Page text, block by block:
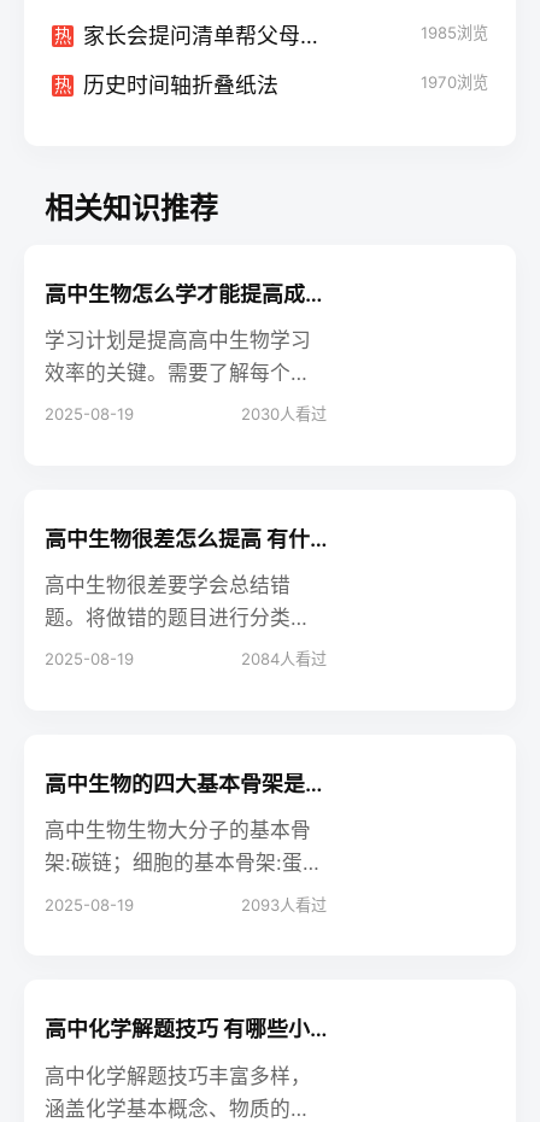
热 家长会提问清单帮父母减压 1985浏览
热 历史时间轴折叠纸法 1970浏览
相关知识推荐
高中生物怎么学才能提高成绩 有哪些学习方法
学习计划是提高高中生物学习
效率的关键。需要了解每个学
期的课程安排，以便为自己设
要根据自己的实际情况调整学
习计划，保持灵活性。高中生
物学习方法接着往下看吧。
2025-08-19 2030人看过
高中生物很差怎么提高 有什么学习方法
高中生物很差要学会总结错
题。将做错的题目进行分类总
结，找出常见的错误类型和知
大家多做题，吸取经验。
2025-08-19 2084人看过
高中生物的四大基本骨架是什么 相关知识整理
高中生物生物大分子的基本骨
架:碳链；细胞的基本骨架:蛋白
纤维；生物膜的基本骨架:磷脂
架。以下是小编整理的内容，
2025-08-19 2093人看过
高中化学解题技巧 有哪些小窍门
高中化学解题技巧丰富多样，
涵盖化学基本概念、物质的